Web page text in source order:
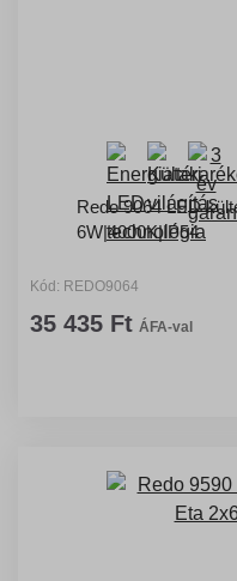
Redo 9064 LED
6W|4000K|IP54
Kód: REDO9064
35 435 Ft ÁFA-val